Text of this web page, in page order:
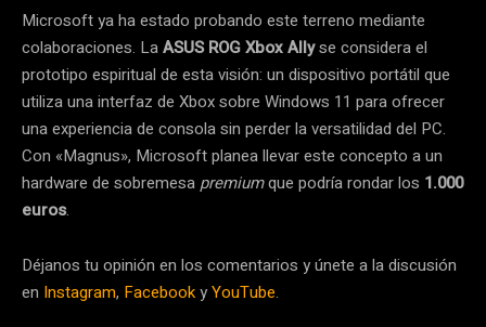
Microsoft ya ha estado probando este terreno mediante
colaboraciones. LaASUS ROG Xbox Allyse considera el
prototipo espiritual de esta visión: un dispositivo portátil que
utiliza una interfaz de Xbox sobre Windows 11 para ofrecer
una experiencia de consola sin perder la versatilidad del PC.
Con «Magnus», Microsoft planea llevar este concepto a un
hardware de sobremesa premiumque podría rondar los 1.000
euros.
Déjanos tu opinión en los comentarios y únete a la discusión
en Instagram, FacebookyYouTube.